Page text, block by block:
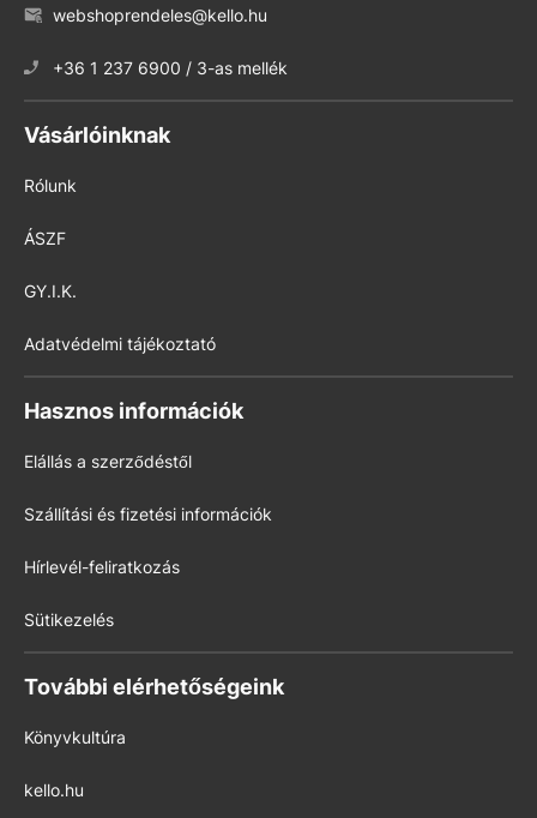
webshoprendeles@kello.hu
+36 1 237 6900 / 3-as mellék
Vásárlóinknak
Rólunk
ÁSZF
GY.I.K.
Adatvédelmi tájékoztató
Hasznos információk
Elállás a szerződéstől
Szállítási és fizetési információk
Hírlevél-feliratkozás
Sütikezelés
További elérhetőségeink
Könyvkultúra
kello.hu